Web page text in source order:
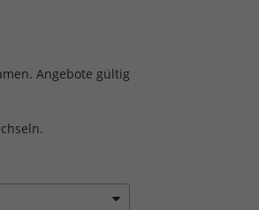
Angebote gültig